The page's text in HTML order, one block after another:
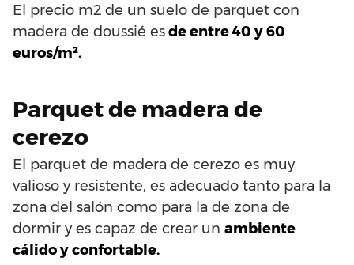
El precio m2 de un suelo de parquet con
madera de doussié esde entre 40 y 60
euros/m².
Parquet de madera de
cerezo
El parquet de madera de cerezo es muy
valioso y resistente, es adecuado tanto para la
zona del salón como para la de zona de
dormir y es capaz de crear un ambiente
cálido y confortable.